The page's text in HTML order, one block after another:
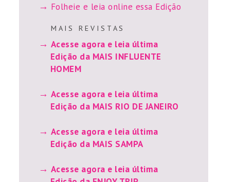
Folheie e leia online essa Edição
M A I S R E V I S T A S
Acesse agora e leia última
Edição da MAIS INFLUENTE
HOMEM
Acesse agora e leia última
Edição da MAIS RIO DE JANEIRO
Acesse agora e leia última
Edição da MAIS SAMPA
Acesse agora e leia última